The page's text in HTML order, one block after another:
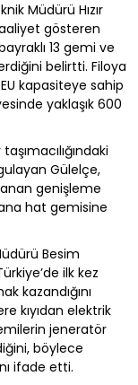
Müdürü Hızır
gösteren
13 gemi ve
belirtti. Filoya
kapasiteye sahip
yaklaşık 600
Gülelçe,
genişleme
hat gemisine
Besim
ilk kez
kazandığını
kıyıdan elektrik
jeneratör
böylece
ifade etti.